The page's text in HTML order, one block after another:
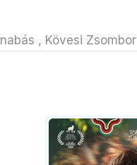
, Kövesi Zsombor